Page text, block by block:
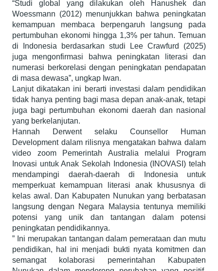
“Studi global yang dilakukan oleh Hanushek dan
Woessmann (2012) menunjukkan bahwa peningkatan
kemampuan membaca berpengaruh langsung pada
pertumbuhan ekonomi hingga 1,3% per tahun. Temuan
di Indonesia berdasarkan studi Lee Crawfurd (2025)
juga mengonfirmasi bahwa peningkatan literasi dan
numerasi berkorelasi dengan peningkatan pendapatan
di masa dewasa”, ungkap Iwan.
Lanjut dikatakan ini berarti investasi dalam pendidikan
tidak hanya penting bagi masa depan anak-anak, tetapi
juga bagi pertumbuhan ekonomi daerah dan nasional
yang berkelanjutan.
Hannah Derwent selaku Counsellor Human
Development dalam rilisnya mengatakan bahwa dalam
video zoom Pemerintah Australia melalui Program
Inovasi untuk Anak Sekolah Indonesia (INOVASI) telah
mendampingi daerah-daerah di Indonesia untuk
memperkuat kemampuan literasi anak khususnya di
kelas awal. Dan Kabupaten Nunukan yang berbatasan
langsung dengan Negara Malaysia tentunya memiliki
potensi yang unik dan tantangan dalam potensi
peningkatan pendidikannya.
” Ini merupakan tantangan dalam pemerataan dan mutu
pendidikan, hal ini menjadi bukti nyata komitmen dan
semangat kolaborasi pemerintahan Kabupaten